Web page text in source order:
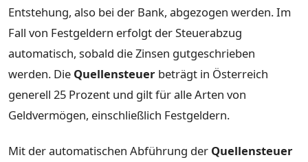
Entstehung, also bei der Bank, abgezogen werden. Im
Fall von Festgeldern erfolgt der Steuerabzug
automatisch, sobald die Zinsen gutgeschrieben
werden. Die Quellensteuer beträgt in Österreich
generell 25 Prozent und gilt für alle Arten von
Geldvermögen, einschließlich Festgeldern.
Mit der automatischen Abführung der Quellensteuer